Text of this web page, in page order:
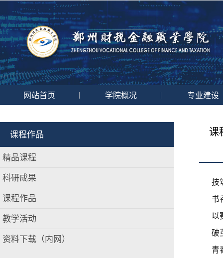
网站首页 | 学院概况 | 专业建设
课程作品
精品课程
科研成果
课程作品
教学活动
资料下载（内网）
课
技
书
以
破
青